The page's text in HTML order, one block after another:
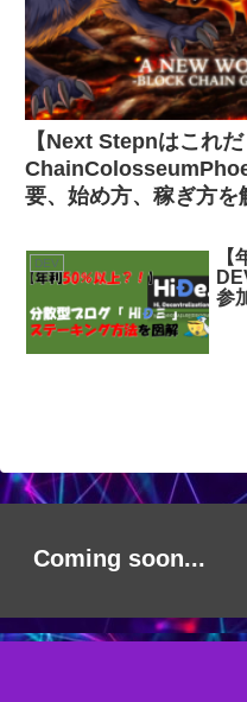
【Next Stepnはこれだ
要、始め方、稼ぎ方を
DEV
【
参
Coming soon...